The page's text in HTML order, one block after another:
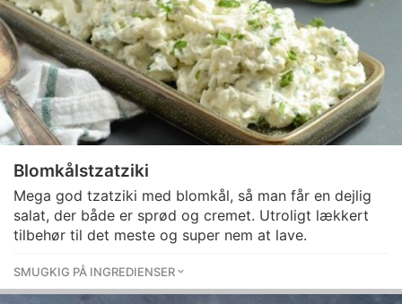
Blomkålstzatziki
Mega god tzatziki med blomkål, så man får en dejlig
salat, der både er sprød og cremet. Utroligt lækkert
tilbehør til det meste og super nem at lave.
SMUGKIG PÅ INGREDIENSER